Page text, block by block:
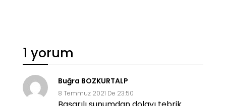
1 yorum
Buğra BOZKURTALP
8 Temmuz 2021 De 23:50